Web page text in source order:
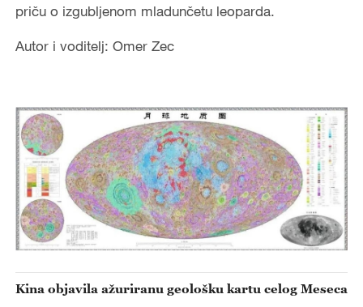
priču o izgubljenom mladunčetu leoparda.
Autor i voditelj: Omer Zec
Kina objavila ažuriranu geološku kartu celog Meseca